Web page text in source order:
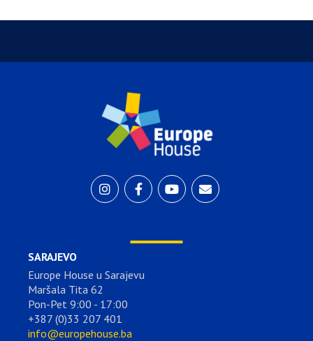
SARAJEVO
Europe House u Sarajevu
Maršala Tita 62
Pon-Pet 9:00 - 17:00
+387 (0)33 207 401
info@europehouse.ba